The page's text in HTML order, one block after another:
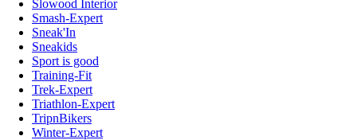
Slowood Interior
Smash-Expert
Sneak'In
Sneakids
Sport is good
Training-Fit
Trek-Expert
Triathlon-Expert
TripnBikers
Winter-Expert